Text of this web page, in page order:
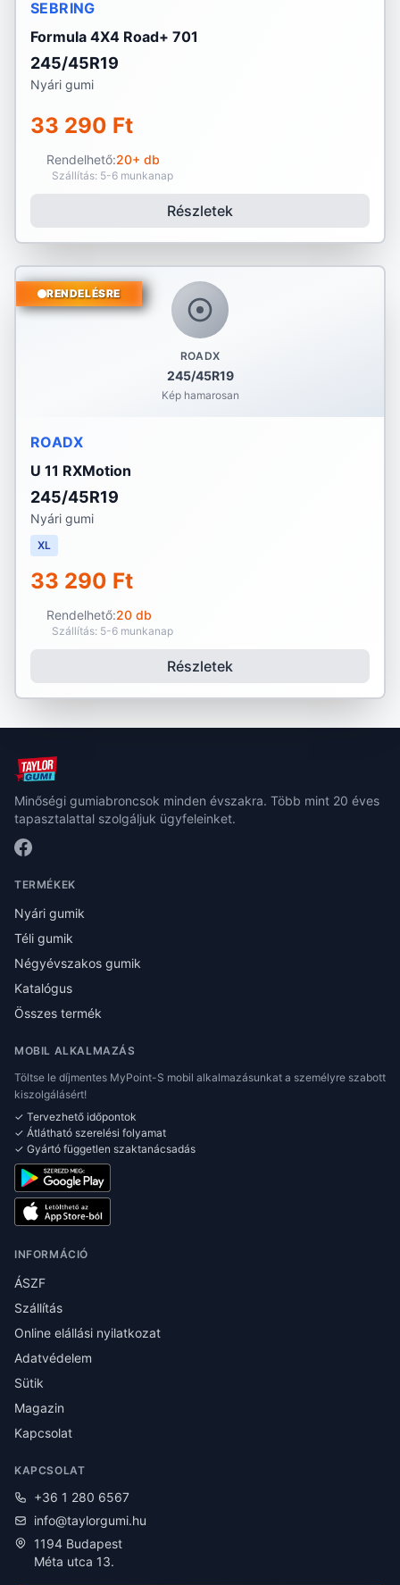
SEBRING
Formula 4X4 Road+ 701
245/45R19
Nyári gumi
33 290 Ft
Rendelhető:20+ db
Szállítás: 5-6 munkanap
Részletek
ROADX
245/45R19
Kép hamarosan
RENDELÉSRE
ROADX
U 11 RXMotion
245/45R19
Nyári gumi
XL
33 290 Ft
Rendelhető:20 db
Szállítás: 5-6 munkanap
Részletek
Minőségi gumiabroncsok minden évszakra. Több mint 20 éves
tapasztalattal szolgáljuk ügyfeleinket.
TERMÉKEK
Nyári gumik
Téli gumik
Négyévszakos gumik
Katalógus
Összes termék
MOBIL ALKALMAZÁS
Töltse le díjmentes MyPoint-S mobil alkalmazásunkat a személyre szabott
kiszolgálásért!
✓ Tervezhető időpontok
✓ Átlátható szerelési folyamat
✓ Gyártó független szaktanácsadás
INFORMÁCIÓ
ÁSZF
Szállítás
Online elállási nyilatkozat
Adatvédelem
Sütik
Magazin
Kapcsolat
KAPCSOLAT
+36 1 280 6567
info@taylorgumi.hu
1194 Budapest
Méta utca 13.